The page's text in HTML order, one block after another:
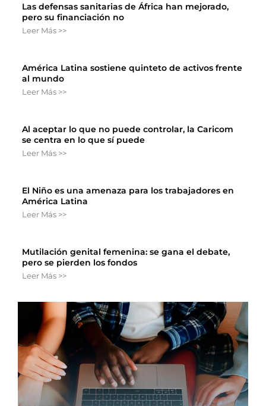
Las defensas sanitarias de África han mejorado,
pero su financiación no
Leer Más >>
América Latina sostiene quinteto de activos frente
al mundo
Leer Más >>
Al aceptar lo que no puede controlar, la Caricom
se centra en lo que sí puede
Leer Más >>
El Niño es una amenaza para los trabajadores en
América Latina
Leer Más >>
Mutilación genital femenina: se gana el debate,
pero se pierden los fondos
Leer Más >>